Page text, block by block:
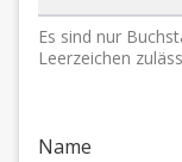
Es sind nur
Leerzeichen
Name